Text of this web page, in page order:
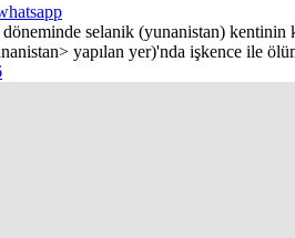
selanik (yunanistan)
yapılan yer)'nda işkence ile